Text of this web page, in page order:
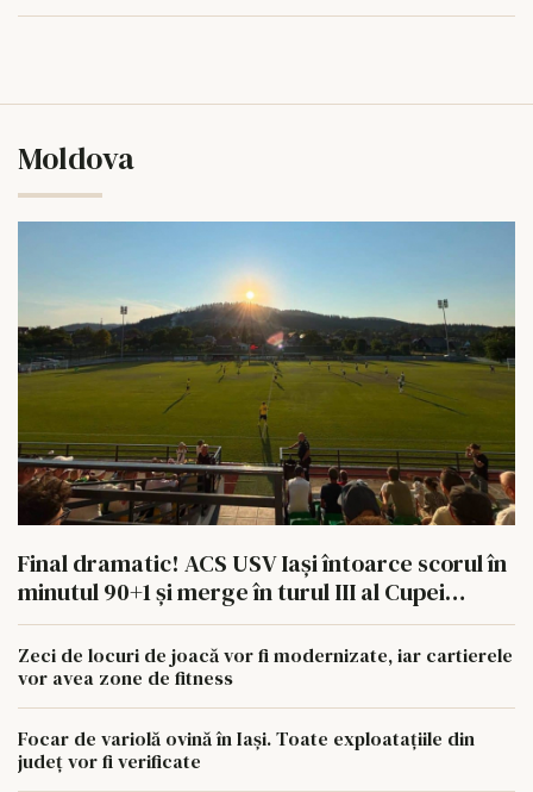
Moldova
Final dramatic! ACS USV Iași întoarce scorul în
minutul 90+1 și merge în turul III al Cupei
României
Zeci de locuri de joacă vor fi modernizate, iar cartierele
vor avea zone de fitness
Focar de variolă ovină în Iași. Toate exploatațiile din
județ vor fi verificate